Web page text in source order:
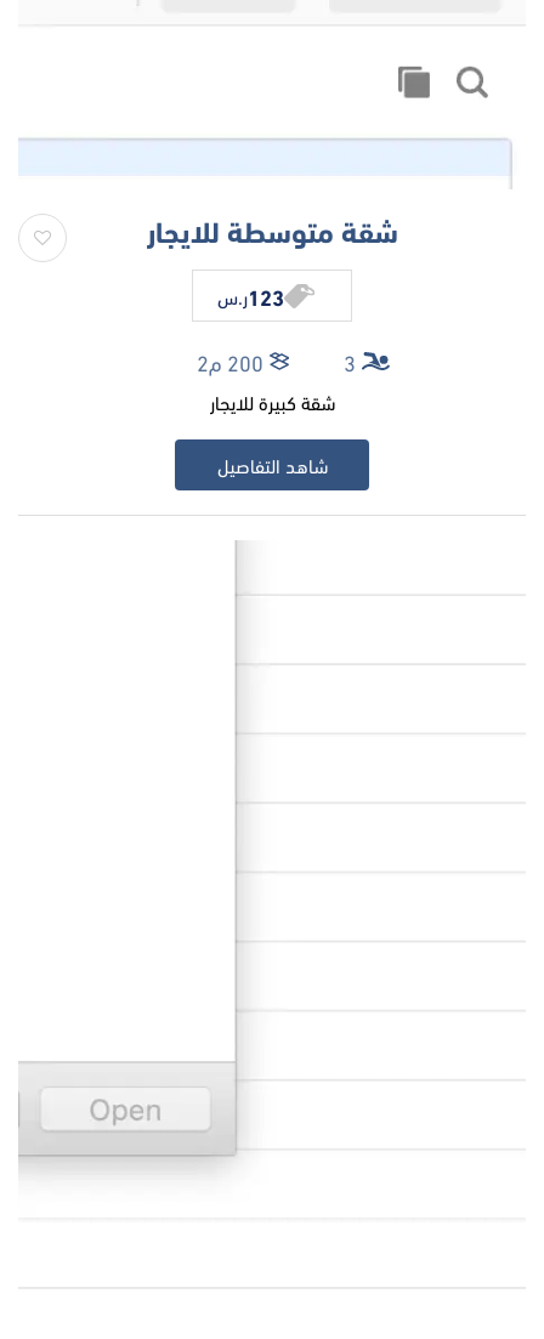
شقة متوسطة للايجار
123ر.س
3 200 م2
شقة كبيرة للايجار
شاهد التفاصيل